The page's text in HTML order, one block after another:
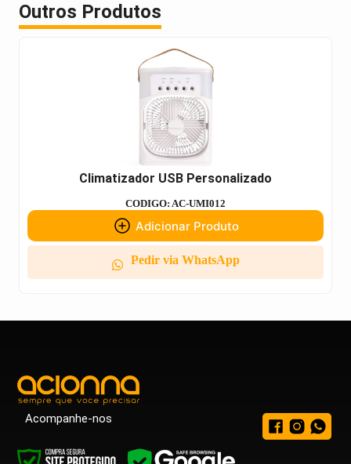
Outros Produtos
Climatizador USB Personalizado
CODIGO: AC-UMI012
Adicionar Produto
Pedir via WhatsApp
Acompanhe-nos